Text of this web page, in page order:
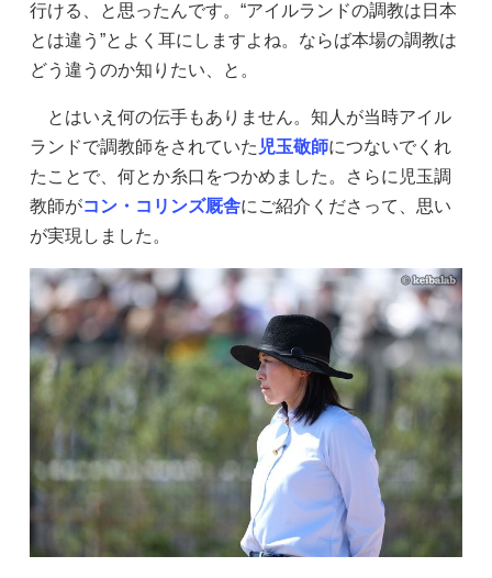
行ける、と思ったんです。“アイルランドの調教は日本
とは違う”とよく耳にしますよね。ならば本場の調教は
どう違うのか知りたい、と。
とはいえ何の伝手もありません。知人が当時アイル
ランドで調教師をされていた 児玉敬師につないでくれ
たことで、何とか糸口をつかめました。さらに児玉調
教師がコン・コリンズ厩舎にご紹介くださって、思い
が実現しました。